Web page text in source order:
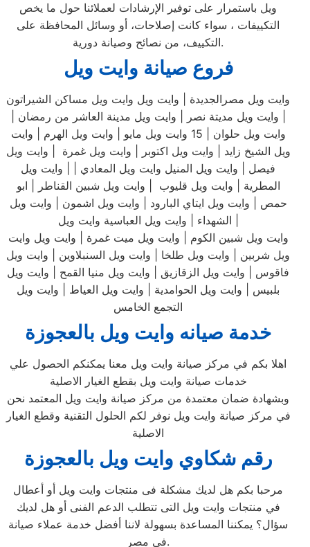
ويل باستمرار على توفير الإرشادات لعملائنا حول ما يخص
التكييفات ، سواء كانت إصلاحات، أو وسائل المحافظة على
التكييف، من نصائح وصيانة دورية.
فروع صيانة وايت ويل
وايت ويل مصرالجديدة | وايت ويل وايت ويل مساكن الشيراتون
| وايت ويل مديتة نصر | وايت ويل مدينة العاشر من رمضان |
وايت ويل حلوان | 15 وايت ويل مايو | وايت ويل الهرم | وايت
ويل الشيخ زايد | وايت ويل اكتوبر | وايت ويل غمرة | وايت ويل
فيصل | وايت ويل المنيل وايت ويل المعادي | | وايت ويل
المطرية | وايت ويل قليوب | وايت ويل شبين القناطر | ابو
حمص | وايت ويل ايتاي البارود | وايت ويل اشمون | وايت ويل
وايت ويل شبين الكوم | وايت ويل ميت غمرة | وايت ويل وايت
ويل شربين | وايت ويل طلخا | وايت ويل السنبلاوين | وايت ويل
فاقوس | وايت ويل الزقازيق | وايت ويل منيا القمح | وايت ويل
بلبيس | وايت ويل الحوامدية | وايت ويل العياط | وايت ويل
التجمع الخامس
خدمة صيانه وايت ويل بالعجوزة
اهلا بكم في مركز صيانة وايت ويل معنا يمكنكم الحصول علي
خدمات صيانة وايت ويل بقطع الغيار الاصلية
وبشهادة ضمان معتمدة من مركز صيانة وايت ويل المعتمد نحن
في مركز صيانة وايت ويل نوفر لكم الحلول التقنية وقطع الغيار
الاصلية
رقم شكاوي وايت ويل بالعجوزة
مرحبا بكم هل لديك مشكلة فى منتجات وايت ويل أو أعطال
في منتجات وايت ويل التى تتطلب الدعم الفنى أو هل لديك
سؤال؟ يمكننا المساعدة بسهولة لاننا أفضل خدمة عملاء صيانة
فى مصر.